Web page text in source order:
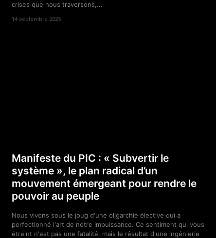
crises que nous traversons,...
14 septembre 2025
Manifeste du PIC : « Subvertir le
système », le plan radical d’un
mouvement émergeant pour rendre le
pouvoir au peuple
Nous vivons sous le joug d'une oligarchie élective qui a
perfectionné l'art de notre impuissance. Ce sentiment qui vous
étreint n'est pas une fatalité, mais le résultat d'une ingénierie